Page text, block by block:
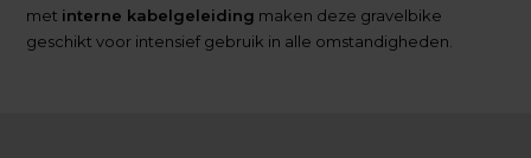
met interne kabelgeleiding maken deze gravelbike
geschikt voor intensief gebruik in alle omstandigheden.